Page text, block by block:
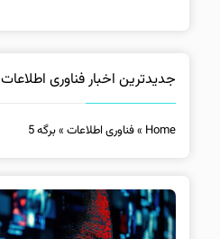
جدیدترین اخبار فناوری اطلاعات
Home
»فناوری اطلاعات»برگه 5